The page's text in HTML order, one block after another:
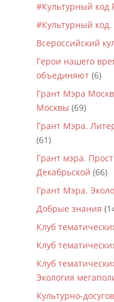
#Культурный код
#Культурный код.
Всероссийский
Герои нашего
объединяют(6)
Грант Мэра
Москвы (69)
Грант Мэра.
(61)
Грант мэра.
Декабрьской (66)
Грант Мэра.
Добрые знания
Клуб
Клуб
Клуб
Экология
Культурно-